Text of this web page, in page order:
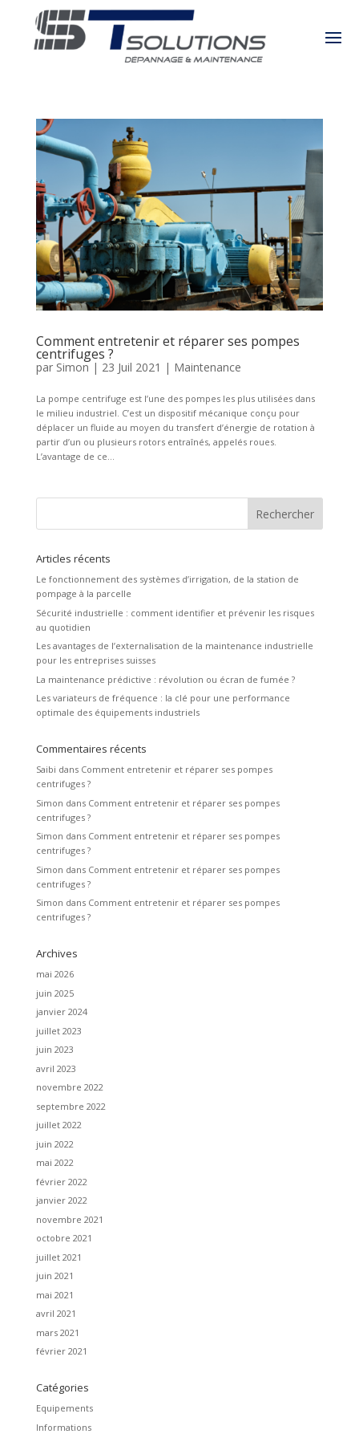
Comment entretenir et réparer ses pompes
centrifuges ?
par Simon | 23 Juil 2021 | Maintenance
La pompe centrifuge est l’une des pompes les plus utilisées dans
le milieu industriel. C’est un dispositif mécanique conçu pour
déplacer un fluide au moyen du transfert d’énergie de rotation à
partir d’un ou plusieurs rotors entraînés, appelés roues.
L’avantage de ce...
Articles récents
Le fonctionnement des systèmes d’irrigation, de la station de
pompage à la parcelle
Sécurité industrielle : comment identifier et prévenir les risques
au quotidien
Les avantages de l’externalisation de la maintenance industrielle
pour les entreprises suisses
La maintenance prédictive : révolution ou écran de fumée ?
Les variateurs de fréquence : la clé pour une performance
optimale des équipements industriels
Commentaires récents
Saibi dans Comment entretenir et réparer ses pompes
centrifuges ?
Simon dans Comment entretenir et réparer ses pompes
centrifuges ?
Simon dans Comment entretenir et réparer ses pompes
centrifuges ?
Simon dans Comment entretenir et réparer ses pompes
centrifuges ?
Simon dans Comment entretenir et réparer ses pompes
centrifuges ?
Archives
mai 2026
juin 2025
janvier 2024
juillet 2023
juin 2023
avril 2023
novembre 2022
septembre 2022
juillet 2022
juin 2022
mai 2022
février 2022
janvier 2022
novembre 2021
octobre 2021
juillet 2021
juin 2021
mai 2021
avril 2021
mars 2021
février 2021
Catégories
Equipements
Informations